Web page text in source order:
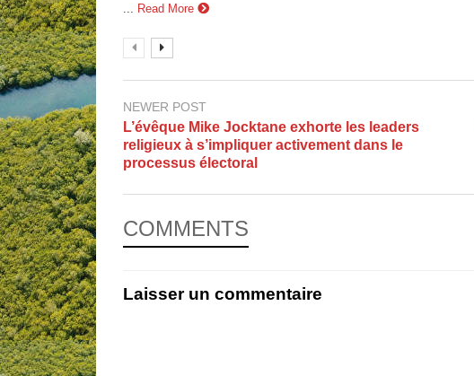
Read More
NEWER POST
L’évêque Mike Jocktane exhorte les leaders
religieux à s’impliquer activement dans le
processus électoral
COMMENTS
Laisser un commentaire